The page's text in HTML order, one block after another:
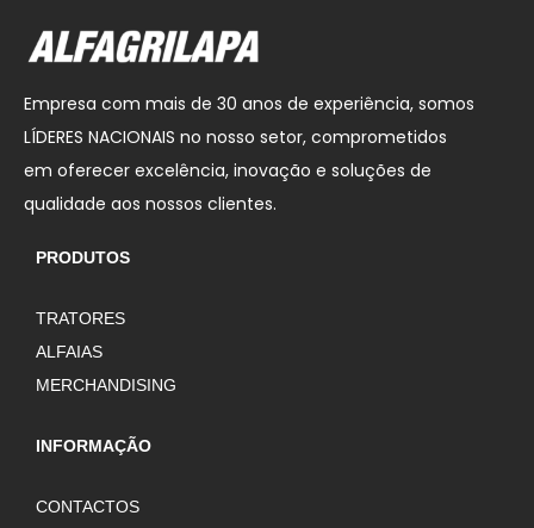
Empresa com mais de 30 anos de experiência, somos
LÍDERES NACIONAIS no nosso setor, comprometidos
em oferecer excelência, inovação e soluções de
qualidade aos nossos clientes.
PRODUTOS
TRATORES
ALFAIAS
MERCHANDISING
INFORMAÇÃO
CONTACTOS